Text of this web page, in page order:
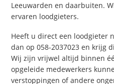
Leeuwarden en daarbuiten.
ervaren loodgieters.
Heeft u direct een loodgieter
dan op 058-2037023 en krijg
Wij zijn vrijwel altijd binnen
opgeleide medewerkers
verstoppingen of andere